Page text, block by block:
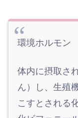
環境ホルモン
体内に摂取さ
ん）し、生殖
こすとされる